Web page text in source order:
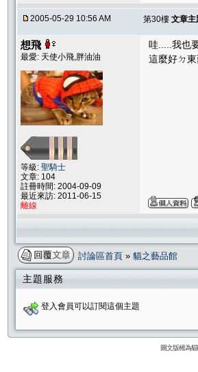
2005-05-29 10:56 AM 第30樓 文章主
想飛
最愛: 天使小飛,胖油油
等級: 聖騎士
文章: 104
註冊時間: 2004-09-09
最近來訪: 2011-06-15
離線
哇.....我也
這麼好ㄉ東
討論區首頁 » 貓之藝品館
主題服務
登入會員可以訂閱這個主題
圖文版權為